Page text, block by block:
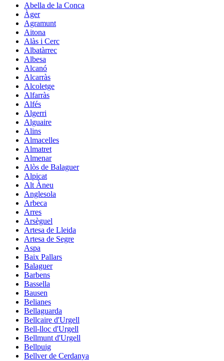
Abella de la Conca
Àger
Agramunt
Aitona
Alàs i Cerc
Albatàrrec
Albesa
Alcanó
Alcarràs
Alcoletge
Alfarràs
Alfés
Algerri
Alguaire
Alins
Almacelles
Almatret
Almenar
Alòs de Balaguer
Alpicat
Alt Àneu
Anglesola
Arbeca
Arres
Arsèguel
Artesa de Lleida
Artesa de Segre
Aspa
Baix Pallars
Balaguer
Barbens
Bassella
Bausen
Belianes
Bellaguarda
Bellcaire d'Urgell
Bell-lloc d'Urgell
Bellmunt d'Urgell
Bellpuig
Bellver de Cerdanya